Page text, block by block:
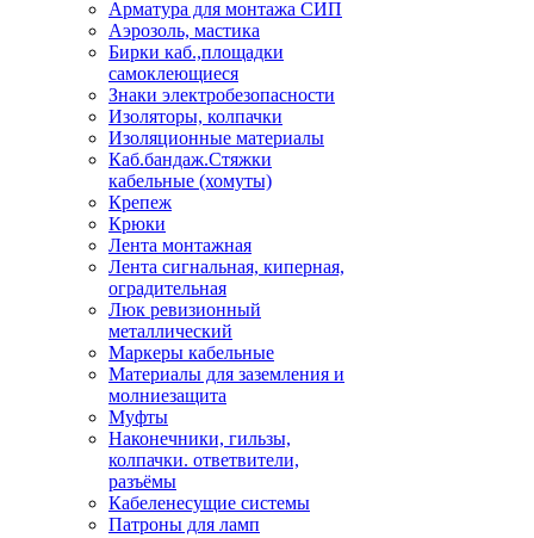
Арматура для монтажа СИП
Аэрозоль, мастика
Бирки каб.,площадки
самоклеющиеся
Знаки электробезопасности
Изоляторы, колпачки
Изоляционные материалы
Каб.бандаж.Стяжки
кабельные (хомуты)
Крепеж
Крюки
Лента монтажная
Лента сигнальная, киперная,
оградительная
Люк ревизионный
металлический
Маркеры кабельные
Материалы для заземления и
молниезащита
Муфты
Наконечники, гильзы,
колпачки. ответвители,
разъёмы
Кабеленесущие системы
Патроны для ламп